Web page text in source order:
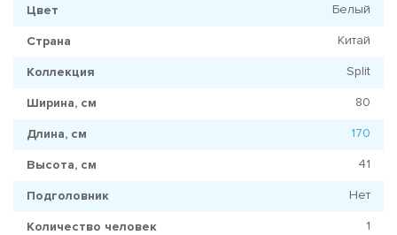
Цвет Белый
Страна Китай
Коллекция Split
Ширина, см 80
Длина, см 170
Высота, см 41
Подголовник Нет
Количество человек 1